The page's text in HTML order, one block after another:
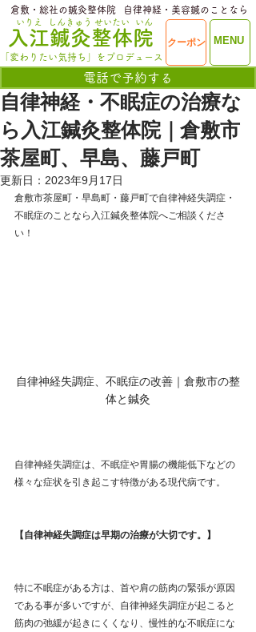
ME
​入江鍼灸整体院
いりえ
MENU
クーポン
電話で予約する
せいたい
しんきゅう いん
「変わりたい気持ち」をプロデュース
​倉敷・総社の鍼灸整体院 ​自律神経・美容鍼のことなら
自律神経・不眠症の治療な
ら入江鍼灸整体院｜倉敷市
茶屋町、早島、藤戸町
更新日： 2023年9月17日
倉敷市茶屋町・早島町・藤戸町で自律神経失調症・
不眠症のことなら入江鍼灸整体院へご相談くださ
い！
自律神経失調症、不眠症の改善｜倉敷市の整
体と鍼灸
自律神経失調症は、不眠症や胃腸の機能低下などの
様々な症状を引き起こす特徴がある現代病です。
【自律神経失調症は早期の治療が大切です。】
特に不眠症がある方は、首や肩の筋肉の緊張が原因
である事が多いですが、自律神経失調症が起こると
筋肉の弛緩が起きにくくなり、慢性的な不眠症にな